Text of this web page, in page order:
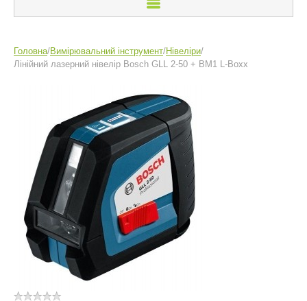
Головна/Вимірювальний інструмент/Нівеліри/
Лінійний лазерний нівелір Bosch GLL 2-50 + BM1 L-Boxx